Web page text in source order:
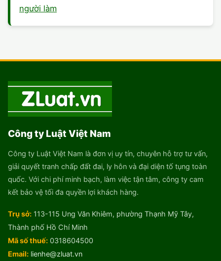
người làm
Công ty Luật Việt Nam
Công ty Luật Việt Nam là đơn vị uy tín, chuyên hỗ trợ tư vấn,
giải quyết tranh chấp đất đai, ly hôn và đại diện tố tụng toàn
quốc. Với chi phí minh bạch, làm việc tận tâm, công ty cam
kết bảo vệ tối đa quyền lợi khách hàng.
Trụ sở: 113-115 Ung Văn Khiêm, phường Thạnh Mỹ Tây,
Thành phố Hồ Chí Minh
Mã số thuế: 0318604500
Email: lienhe@zluat.vn